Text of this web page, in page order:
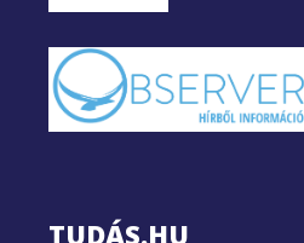
TUDÁS.HU